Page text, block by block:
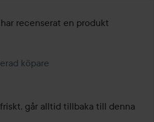
har recenserat en produkt
1 månad
köpare
går alltid tillbaka till denna